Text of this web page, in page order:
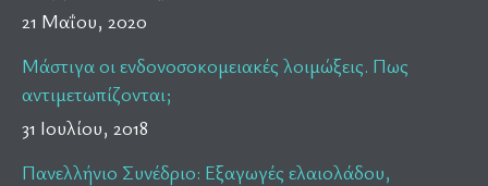
21 Μαΐου, 2020
Μάστιγα οι ενδονοσοκομειακές λοιμώξεις. Πως
αντιμετωπίζονται;
31 Ιουλίου, 2018
Πανελλήνιο Συνέδριο: Εξαγωγές ελαιολάδου,